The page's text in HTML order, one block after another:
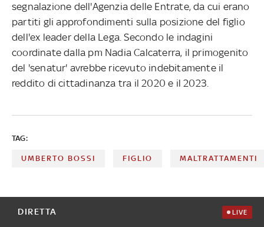
segnalazione dell'Agenzia delle Entrate, da cui erano
partiti gli approfondimenti sulla posizione del figlio
dell'ex leader della Lega. Secondo le indagini
coordinate dalla pm Nadia Calcaterra, il primogenito
del 'senatur' avrebbe ricevuto indebitamente il
reddito di cittadinanza tra il 2020 e il 2023.
TAG:
UMBERTO BOSSI FIGLIO MALTRATTAMENTI
DIRETTA LIVE